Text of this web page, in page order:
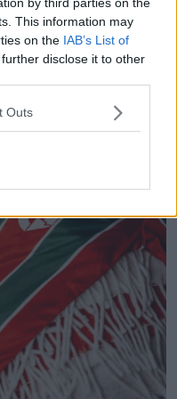
This information may
on the IAB’s List of
disclose it to other
Outs